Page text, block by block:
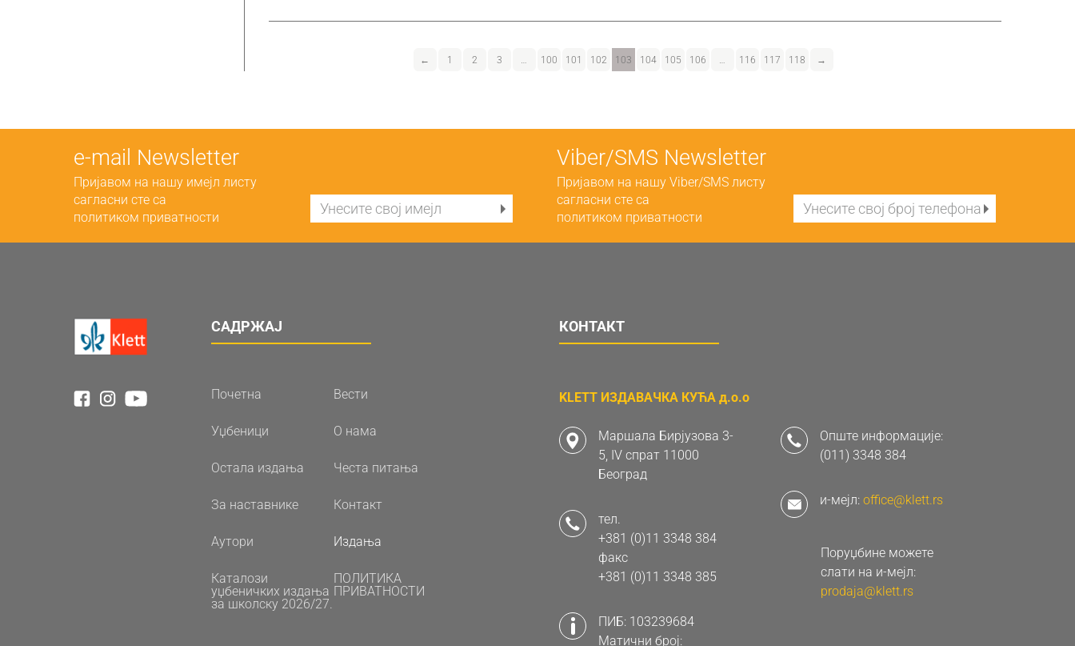
← 1 2 3 … 100 101 102 103 104 105 106 … 116 117 118 →
е-mail Newsletter
Пријавом на нашу имејл листу
сагласни сте са
политиком приватности
Viber/SMS Newsletter
Пријавом на нашу Viber/SMS листу
сагласни сте са
политиком приватности
САДРЖАЈ
Почетна Вести
Уџбеници О нама
Остала издања Честа питања
За наставнике Контакт
Аутори Издања
Каталози
уџбеничких издања
за школску 2026/27.
ПОЛИТИКА
ПРИВАТНОСТИ
КОНТАКТ
KLETT ИЗДАВАЧКА КУЋА д.о.о
Маршала Бирјузова 3-
5, IV спрат 11000
Београд
тел.
+381 (0)11 3348 384
факс
+381 (0)11 3348 385
ПИБ: 103239684
Матични број:
Опште информације:
(011) 3348 384
и-мејл: office@klett.rs
Поруџбине можете
слати на и-мејл:
prodaja@klett.rs